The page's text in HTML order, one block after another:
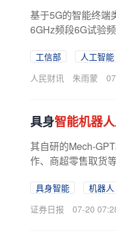
基于5G的智能终端
6GHz频段6G试验
工信部 人工智能
人民财讯
朱雨蒙
具身智能机器人
其自研的Mech-
作、商超零售取货
具身智能 机器人
证券日报
07-20